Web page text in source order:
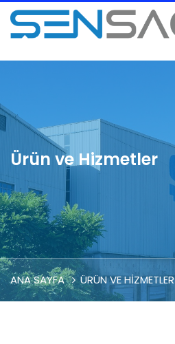
Ürün ve Hizmetler
ANA SAYFA ÜRÜN VE HIZMETLER